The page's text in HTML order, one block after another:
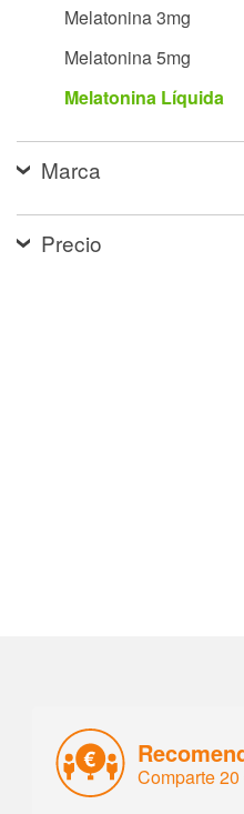
pantalla;
Presione
Control-
para
abrir
Melatonina 3mg
Melatonina 5mg
Melatonina Líquida
Marca
Precio
Comparte